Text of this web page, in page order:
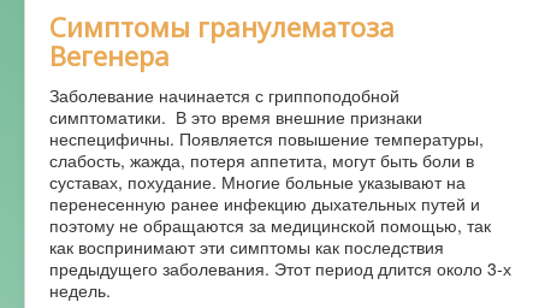
Симптомы гранулематоза
Вегенера
Заболевание начинается с гриппоподобной
симптоматики. В это время внешние признаки
неспецифичны. Появляется повышение температуры,
слабость, жажда, потеря аппетита, могут быть боли в
суставах, похудание. Многие больные указывают на
перенесенную ранее инфекцию дыхательных путей и
поэтому не обращаются за медицинской помощью, так
как воспринимают эти симптомы как последствия
предыдущего заболевания. Этот период длится около 3-х
недель.